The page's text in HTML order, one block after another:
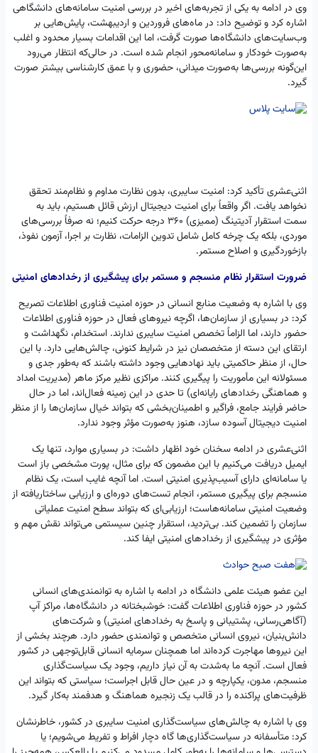
وی در ادامه به یکی از تجربه‌های اخیر در بررسی امنیت سامانه‌های دانشگاهی
اشاره کرد و توضیح داد: در ماه‌های فروردین و اردیبهشت، پایش‌هایی بر
وب‌سایت‌های دانشگاه‌ها صورت گرفت، اما این اقدامات بسیار محدود و اغلب
به‌صورت خودکار و سامانه‌محور انجام شده است. در حالی‌که انتظار می‌رود
این‌گونه بررسی‌ها به‌صورت میدانی، حضوری و با عمق کارشناسی بیشتر صورت
گیرد.
اثنی‌عشری تأکید کرد: امنیت سایبری، بدون نظارت مداوم و نظام‌مند تحقق
نخواهد یافت. اگر واقعاً برای امنیت دیجیتال ارزش قائل هستیم، باید به
سمت استقرار آدیتینگ (ممیزی) ۳۶۰ درجه حرکت کنیم؛ نه صرفاً بررسی‌های
موردی، بلکه یک چرخه کامل شامل تدوین الزامات، نظارت بر اجرا، آزمون نفوذ،
بازخوردگیری و اصلاح مستمر.
ضرورت استقرار نظام منسجم و مستمر برای پیشگیری از رخدادهای امنیتی
وی با اشاره به وضعیت منابع انسانی در حوزه امنیت فناوری اطلاعات تصریح
کرد: در بسیاری از سازمان‌ها، اگرچه نیروهای فعال در حوزه فناوری اطلاعات
حضور دارند، اما الزاماً تخصص امنیت سایبری ندارند. استخدام، نگهداشت و
ارتقای این دسته از متخصصان نیز در شرایط کنونی، چالش‌هایی دارد. با این
حال، از منظر حاکمیتی باید نهادهایی وجود داشته باشند که به‌طور جدی و
مسئولانه این مأموریت را پیگیری کنند. مراکزی نظیر مرکز ماهر (مدیریت امداد
و هماهنگی رخدادهای رایانه‌ای) تا حدی در این زمینه فعال‌اند، اما در حال
حاضر فرایند جامع، فراگیر و اطمینان‌بخشی که بتواند خیال سازمان‌ها را از منظر
امنیت دیجیتال آسوده سازد، هنوز به‌صورت مؤثر وجود ندارد.
اثنی‌عشری در ادامه سخنان خود اظهار داشت: در بسیاری موارد، تنها یک
ایمیل دریافت می‌کنیم با این مضمون که برای مثال، پورت مشخصی باز است
یا سامانه‌ای دارای آسیب‌پذیری امنیتی است. اما آنچه غایب است، یک نظام
منسجم برای پیگیری مستمر، انجام تست‌های دوره‌ای و ارزیابی ساختاریافته از
وضعیت امنیتی سامانه‌هاست؛ ارزیابی‌ای که بتواند سطح امنیت عملیاتی
سازمان را تضمین کند. بی‌تردید، استقرار چنین سیستمی می‌تواند نقش مهم و
مؤثری در پیشگیری از رخدادهای امنیتی ایفا کند.
این عضو هیئت علمی دانشگاه در ادامه با اشاره به توانمندی‌های انسانی
کشور در حوزه فناوری اطلاعات گفت: خوشبختانه در دانشگاه‌ها، مراکز آپ
(آگاهی‌رسانی، پشتیبانی و پاسخ به رخدادهای امنیتی) و شرکت‌های
دانش‌بنیان، نیروی انسانی متخصص و توانمندی حضور دارد. هرچند بخشی از
این نیروها مهاجرت کرده‌اند اما همچنان سرمایه انسانی قابل‌توجهی در کشور
فعال است. آنچه ما به‌شدت به آن نیاز داریم، وجود یک سیاست‌گذاری
منسجم، مدون، یکپارچه و در عین حال قابل اجراست؛ سیاستی که بتواند این
ظرفیت‌های پراکنده را در قالب یک زنجیره هماهنگ و هدفمند به‌کار گیرد.
وی با اشاره به چالش‌های سیاست‌گذاری امنیت سایبری در کشور، خاطرنشان
کرد: متأسفانه در سیاست‌گذاری‌ها گاه دچار افراط و تفریط می‌شویم؛ یا